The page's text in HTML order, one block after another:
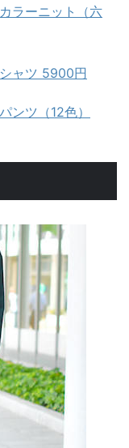
ラーニット（六
ャツ 5900円
ンツ（12色）